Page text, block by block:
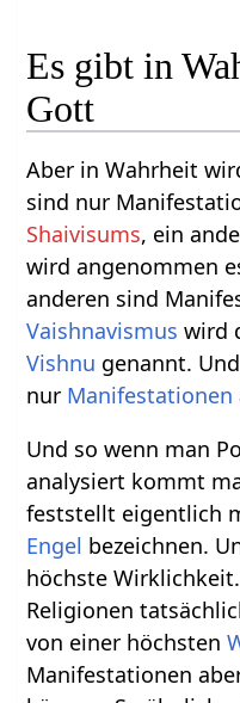
Es gibt in
Gott
Aber in Wahrheit
sind nur
Shaivisums, ein
wird angenommen
anderen sind
Vaishnavismus wird
Vishnu genannt.
nur Manifestationen
Und so wenn man
analysiert kommt
feststellt eigentlich
Engel bezeichnen.
höchste
Religionen
von einer höchsten
Manifestationen